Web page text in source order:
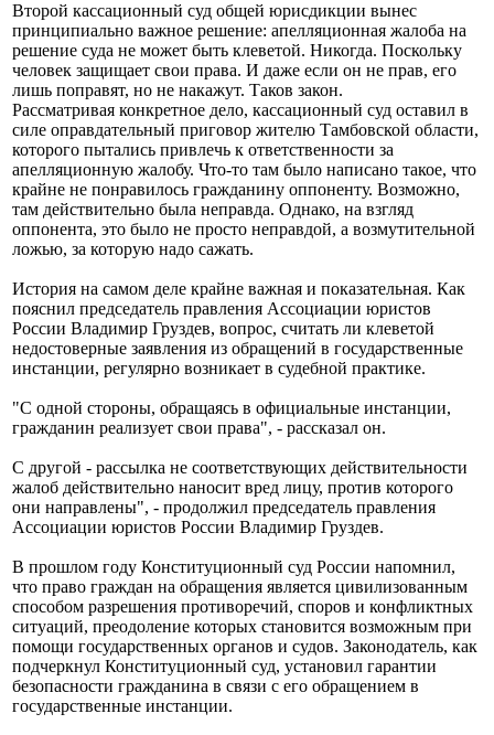
Второй кассационный суд общей юрисдикции вынес
принципиально важное решение: апелляционная жалоба на
решение суда не может быть клеветой. Никогда. Поскольку
человек защищает свои права. И даже если он не прав, его
лишь поправят, но не накажут. Таков закон.
Рассматривая конкретное дело, кассационный суд оставил в
силе оправдательный приговор жителю Тамбовской области,
которого пытались привлечь к ответственности за
апелляционную жалобу. Что-то там было написано такое, что
крайне не понравилось гражданину оппоненту. Возможно,
там действительно была неправда. Однако, на взгляд
оппонента, это было не просто неправдой, а возмутительной
ложью, за которую надо сажать.
История на самом деле крайне важная и показательная. Как
пояснил председатель правления Ассоциации юристов
России Владимир Груздев, вопрос, считать ли клеветой
недостоверные заявления из обращений в государственные
инстанции, регулярно возникает в судебной практике.
"С одной стороны, обращаясь в официальные инстанции,
гражданин реализует свои права", - рассказал он.
С другой - рассылка не соответствующих действительности
жалоб действительно наносит вред лицу, против которого
они направлены", - продолжил председатель правления
Ассоциации юристов России Владимир Груздев.
В прошлом году Конституционный суд России напомнил,
что право граждан на обращения является цивилизованным
способом разрешения противоречий, споров и конфликтных
ситуаций, преодоление которых становится возможным при
помощи государственных органов и судов. Законодатель, как
подчеркнул Конституционный суд, установил гарантии
безопасности гражданина в связи с его обращением в
государственные инстанции.